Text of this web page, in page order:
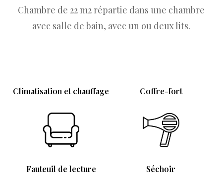
Chambre de 22 m2 répartie dans une chambre
avec salle de bain, avec un ou deux lits.
Climatisation et chauffage Coffre-fort
Fauteuil de lecture Séchoir